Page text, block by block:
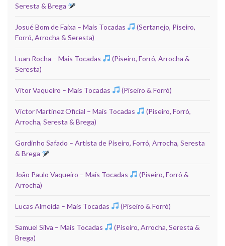
Seresta & Brega
Josué Bom de Faixa – Mais Tocadas
(Sertanejo, Piseiro,
Forró, Arrocha & Seresta)
Luan Rocha – Mais Tocadas
(Piseiro, Forró, Arrocha &
Seresta)
Vitor Vaqueiro – Mais Tocadas (Piseiro & Forró)
Victor Martinez Oficial – Mais Tocadas
(Piseiro, Forró,
Arrocha, Seresta & Brega)
Gordinho Safado – Artista de Piseiro, Forró, Arrocha, Seresta
& Brega
João Paulo Vaqueiro – Mais Tocadas
(Piseiro, Forró &
Arrocha)
Lucas Almeida – Mais Tocadas (Piseiro & Forró)
Samuel Silva – Mais Tocadas
(Piseiro, Arrocha, Seresta &
Brega)